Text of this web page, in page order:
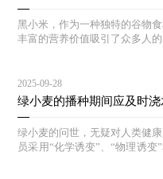
黑小米，作为一种独特的谷物
丰富的营养价值吸引了众多人
2025-09-28
绿小麦的播种期间应及时浇
绿小麦的问世，无疑对人类健
员采用“化学诱变”、“物理诱变